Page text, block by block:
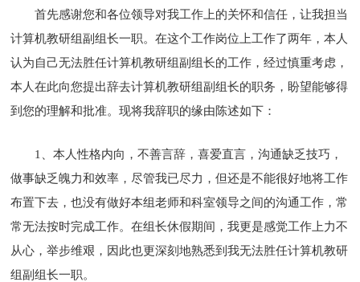
首先感谢您和各位领导对我工作上的关怀和信任，让我担当
计算机教研组副组长一职。在这个工作岗位上工作了两年，本人
认为自己无法胜任计算机教研组副组长的工作，经过慎重考虑，
本人在此向您提出辞去计算机教研组副组长的职务，盼望能够得
到您的理解和批准。现将我辞职的缘由陈述如下：
1、本人性格内向，不善言辞，喜爱直言，沟通缺乏技巧，
做事缺乏魄力和效率，尽管我已尽力，但还是不能很好地将工作
布置下去，也没有做好本组老师和科室领导之间的沟通工作，常
常无法按时完成工作。在组长休假期间，我更是感觉工作上力不
从心，举步维艰，因此也更深刻地熟悉到我无法胜任计算机教研
组副组长一职。